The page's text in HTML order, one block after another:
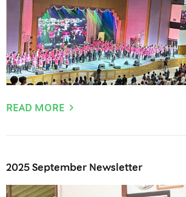
READ MORE
2025 September Newsletter